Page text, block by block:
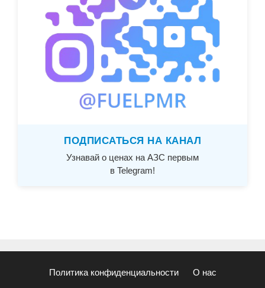
ПОДПИСАТЬСЯ НА КАНАЛ
Узнавай о ценах на АЗС первым
в Telegram!
Политика конфиденциальности О нас